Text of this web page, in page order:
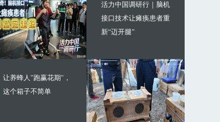
活力中国调研行｜脑机
接口技术让瘫痪患者重
新“迈开腿”
让养蜂人"跑赢花期"，
这个箱子不简单